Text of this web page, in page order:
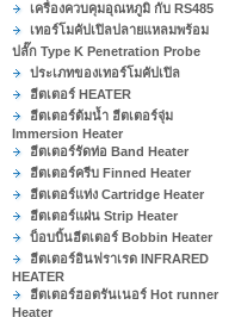
เครื่องควบคุมอุณหภูมิ กับ RS485
เทอร์โมคัปเปิลปลายแหลมพร้อม
ปลั๊ก Type K Penetration Probe
ประเภทของเทอร์โมคัปเปิล
ฮีตเตอร์ HEATER
ฮีตเตอร์ต้มน้ำ ฮีตเตอร์จุ่ม
Immersion Heater
ฮีตเตอร์รัดท่อ Band Heater
ฮีตเตอร์ครีบ Finned Heater
ฮีตเตอร์แท่ง Cartridge Heater
ฮีตเตอร์แผ่น Strip Heater
บ็อบบิ้นฮีตเตอร์ Bobbin Heater
ฮีตเตอร์อินฟราเรด INFRARED
HEATER
ฮีตเตอร์ฮอตรันเนอร์ Hot runner
Heater